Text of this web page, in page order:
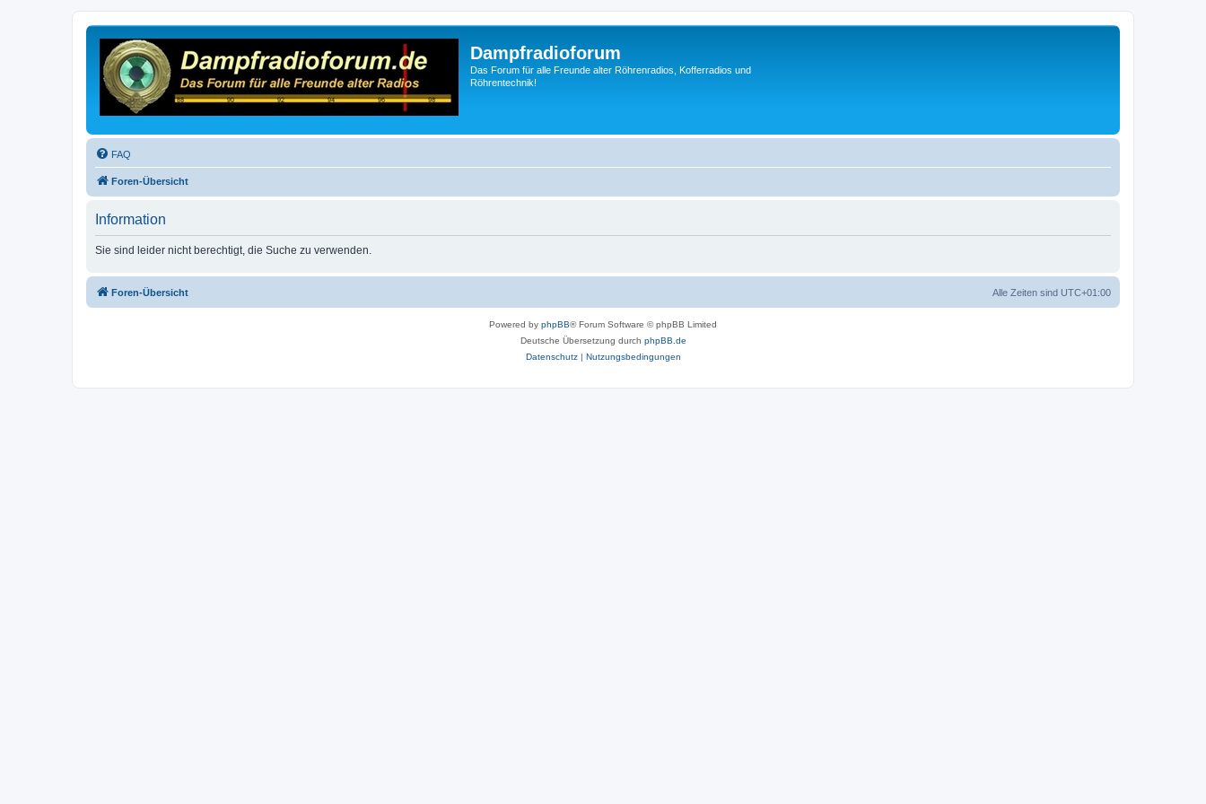
Dampfradioforum
Das Forum für alle Freunde alter Röhrenradios, Kofferradios und
Röhrentechnik!
FAQ
Foren-Übersicht
Information
Sie sind leider nicht berechtigt, die Suche zu verwenden.
Foren-Übersicht Alle Zeiten sind UTC+01:00
Powered by phpBB® Forum Software © phpBB Limited
Deutsche Übersetzung durch phpBB.de
Datenschutz| Nutzungsbedingungen